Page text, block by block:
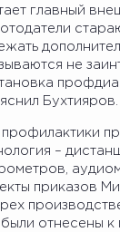
главный
не
Бухтияров.
профилактики
–
приказов
отнесены к